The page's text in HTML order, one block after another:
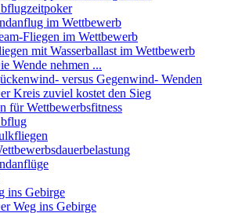
im Wettbewerb
Fliegen im Wettbewerb
mit Wasserballast im Wettbewerb
Wende nehmen ...
versus Gegenwind- Wenden
Kreis zuviel kostet den Sieg
für Wettbewerbsfitness
ins Gebirge
Weg ins Gebirge